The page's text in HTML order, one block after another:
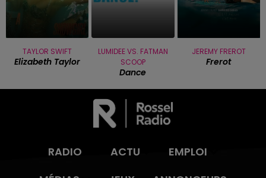
TAYLOR SWIFT
Elizabeth Taylor
LUMIDEE VS. FATMAN
SCOOP
Dance
JEREMY FREROT
Frerot
RADIO ACTU
EMPLOI